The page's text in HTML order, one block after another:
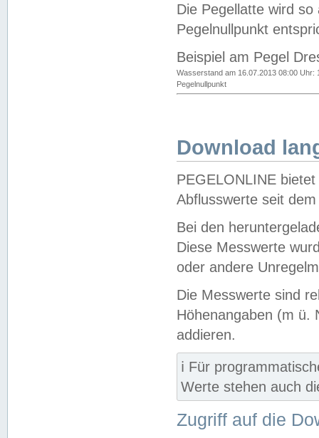
Die Pegellatte wird
Pegelnullpunkt
Beispiel am Pegel
Wasserstand am 16.07.2013 08:00 Uhr:
Pegelnullpunkt
Download
PEGELONLINE
Abflusswerte seit
Bei den
Diese Messwerte
oder andere
Die Messwerte sind
Höhenangaben (m ü.
addieren.
ℹ️ Für
Werte stehen auch
Zugriff auf die